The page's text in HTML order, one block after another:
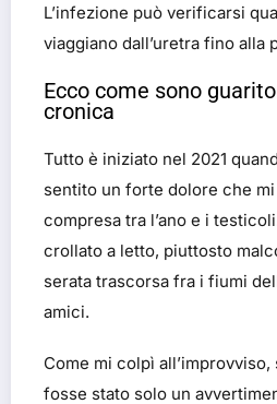
L’infezione può verificarsi
viaggiano dall’uretra fino alla
Ecco come sono
cronica
Tutto è iniziato nel 2021
sentito un forte dolore che
compresa tra l’ano e i
crollato a letto, piuttosto
serata trascorsa fra i fiumi
amici.
Come mi colpì
fosse stato solo un